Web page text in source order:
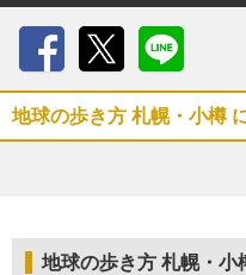
地球の歩き方 札幌・小樽
地球の歩き方 札幌・小